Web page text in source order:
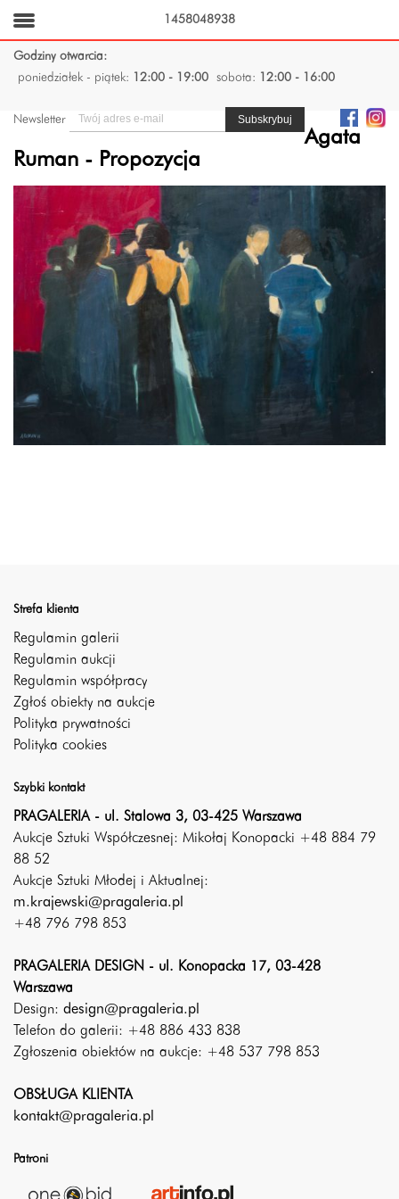
Godziny otwarcia:
poniedziałek - piątek:
12:00 - 19:00 sobota: 12:00 - 16:00
Newsletter
Agata
Ruman - Propozycja
Strefa klienta
Regulamin galerii
Regulamin aukcji
Regulamin współpracy
Zgłoś obiekty na aukcje
Polityka prywatności
Polityka cookies
Szybki kontakt
PRAGALERIA - ul. Stalowa 3, 03-425 Warszawa
Aukcje Sztuki Współczesnej: Mikołaj Konopacki +48 884 79
88 52
Aukcje Sztuki Młodej i Aktualnej:
m.krajewski@pragaleria.pl
+48 796 798 853
PRAGALERIA DESIGN - ul. Konopacka 17, 03-428
Warszawa
Design: design@pragaleria.pl
Telefon do galerii: +48 886 433 838
Zgłoszenia obiektów na aukcje: +48 537 798 853
OBSŁUGA KLIENTA
kontakt@pragaleria.pl
Patroni
1458048938